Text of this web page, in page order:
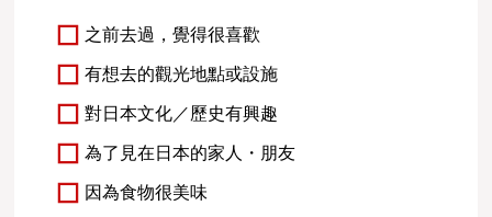
之前去過，覺得很喜歡
有想去的觀光地點或設施
對日本文化／歷史有興趣
為了見在日本的家人・朋友
因為食物很美味